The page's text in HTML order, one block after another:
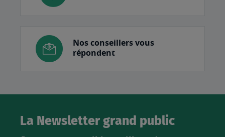
Nos conseillers vous
répondent
La Newsletter grand public